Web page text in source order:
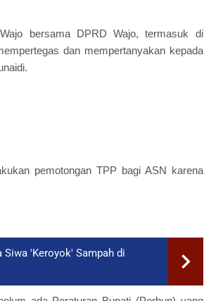
bersama DPRD Wajo, termasuk di
dan mempertanyakan kepada
pemotongan TPP bagi ASN karena
Siwa 'Keroyok' Sampah di